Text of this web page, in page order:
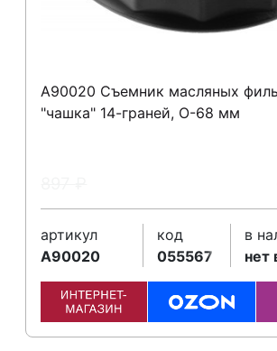
A90020 Съемник масляных
"чашка" 14-граней, O-68 мм
артикул
A90020
код
055567
в
нет